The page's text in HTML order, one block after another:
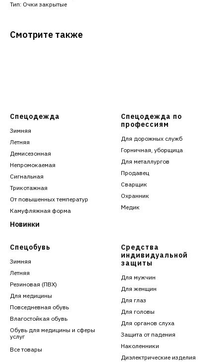
Тип: Очки закрытые
Смотрите также
Спецодежда
Зимняя
Летняя
Демисезонная
Непромокаемая
Сигнальная
Трикотажная
От повышенных температур
Камуфляжная форма
Новинки
Спецодежда по
профессиям
Для дорожных служб
Горничная, уборщица
Для металлургов
Продавец
Сварщик
Охранник
Медик
Спецобувь
Зимняя
Летняя
Резиновая (ПВХ)
Для медицины
Повседневная обувь
Влагостойкая обувь
Обувь для медицины и сферы
услуг
Все товары
Средства
индивидуальной
защиты
Для мужчин
Для женщин
Для глаз
Для головы
Для органов слуха
Защита от падения
Наколенники
Диэлектрические изделия